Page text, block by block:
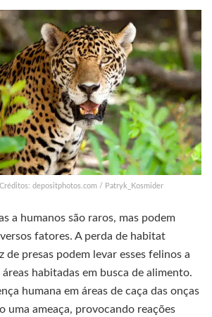
depositphotos.com / Patryk_Kosmider
a humanos são raros, mas podem
fatores. A perda de habitat
de presas podem levar esses felinos a
habitadas em busca de alimento.
humana em áreas de caça das onças
uma ameaça, provocando reações